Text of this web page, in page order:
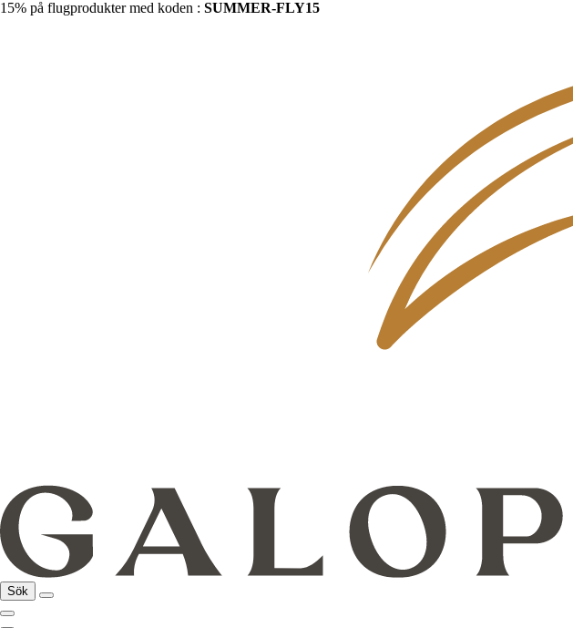
15% på flugprodukter med koden : SUMMER-FLY15
Sök